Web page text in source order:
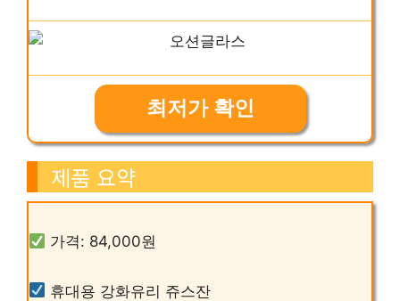
최저가 확인
제품 요약
가격: 84,000원
휴대용 강화유리 쥬스잔